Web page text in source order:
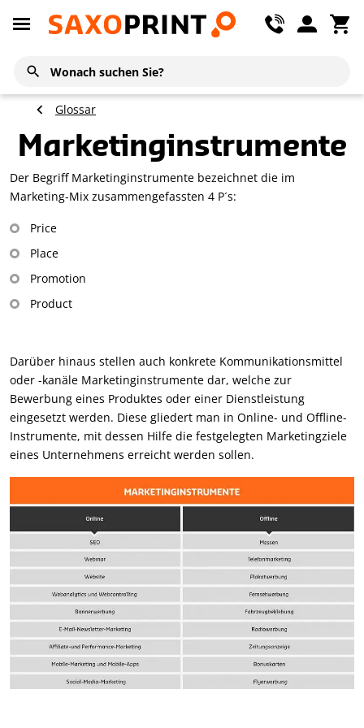
Glossar
Marketinginstrumente
Der Begriff Marketinginstrumente bezeichnet die im
Marketing-Mix zusammengefassten 4 P´s:
Price
Place
Promotion
Product
Darüber hinaus stellen auch konkrete Kommunikationsmittel
oder -kanäle Marketinginstrumente dar, welche zur
Bewerbung eines Produktes oder einer Dienstleistung
eingesetzt werden. Diese gliedert man in Online- und Offline-
Instrumente, mit dessen Hilfe die festgelegten Marketingziele
eines Unternehmens erreicht werden sollen.